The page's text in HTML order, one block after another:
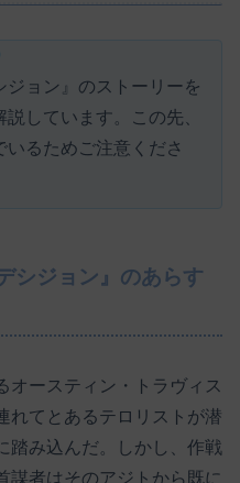
ジョン』のストーリーを
しています。この先、
るためご注意くださ
シジョン』のあらす
オースティン・トラヴィス
れてとあるテロリストが潜
踏み込んだ。しかし、作戦
謀者はそのアジトから既に